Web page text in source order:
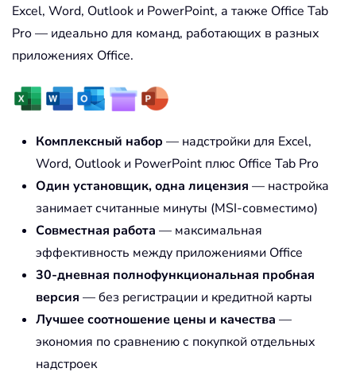
Excel, Word, Outlook и PowerPoint, а также Office Tab
Pro — идеально для команд, работающих в разных
приложениях Office.
Комплексный набор — надстройки для Excel,
Word, Outlook и PowerPoint плюс Office Tab Pro
Один установщик, одна лицензия — настройка
занимает считанные минуты (MSI-совместимо)
Совместная работа — максимальная
эффективность между приложениями Office
30-дневная полнофункциональная пробная
версия — без регистрации и кредитной карты
Лучшее соотношение цены и качества —
экономия по сравнению с покупкой отдельных
надстроек